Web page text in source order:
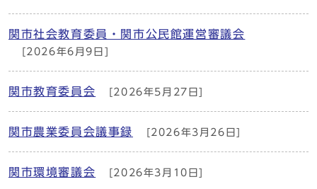
関市社会教育委員・関市公民館運営審議会
[2026年6月9日]
関市教育委員会 [2026年5月27日]
関市農業委員会議事録 [2026年3月26日]
関市環境審議会 [2026年3月10日]